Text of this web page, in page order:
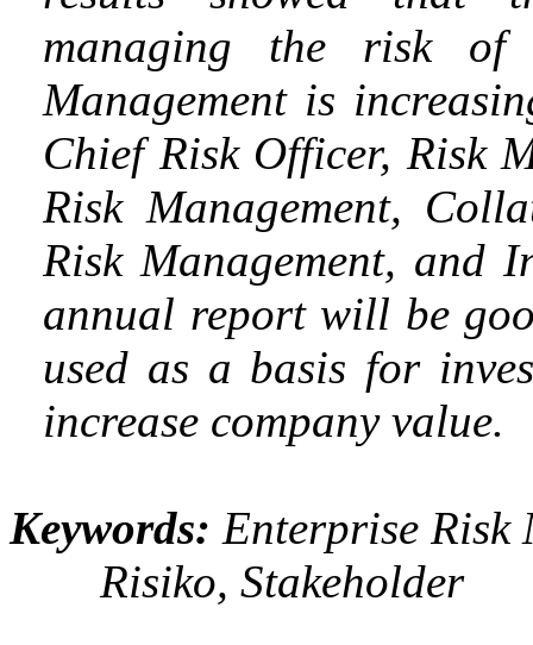
managing the risk of
Management is
Chief Risk Officer, Risk
Risk Management,
Risk Management, and
annual report will be
used as a basis for
increase company value.
Keywords: Enterprise Risk
Risiko, Stakeholder